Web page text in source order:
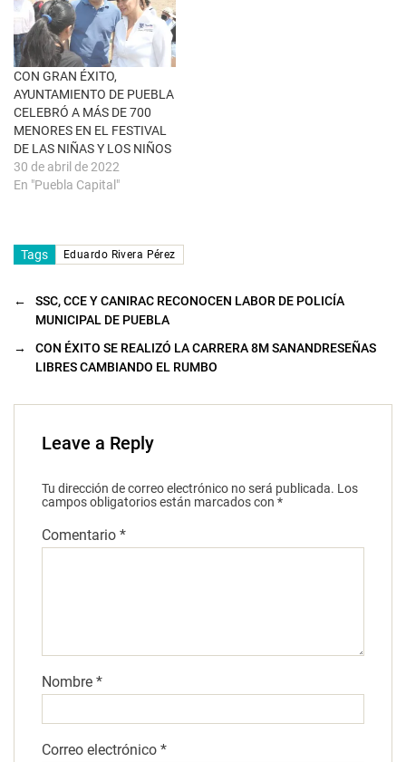
n
t
a
n
a
u
e
v
a
)
CON GRAN ÉXITO,
AYUNTAMIENTO DE PUEBLA
CELEBRÓ A MÁS DE 700
MENORES EN EL FESTIVAL
DE LAS NIÑAS Y LOS NIÑOS
30 de abril de 2022
En "Puebla Capital"
Tags Eduardo Rivera Pérez
←
SSC, CCE Y CANIRAC RECONOCEN LABOR DE POLICÍA
MUNICIPAL DE PUEBLA
→
CON ÉXITO SE REALIZÓ LA CARRERA 8M SANANDRESEÑAS
LIBRES CAMBIANDO EL RUMBO
Leave a Reply
Tu dirección de correo electrónico no será publicada. Los
campos obligatorios están marcados con *
Comentario *
Nombre *
Correo electrónico *